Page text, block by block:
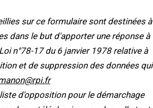
sur ce formulaire sont destinées à
dans le but d'apporter une réponse à
n°78-17 du 6 janvier 1978 relative à
et de suppression des données qui
d'opposition pour le démarchage